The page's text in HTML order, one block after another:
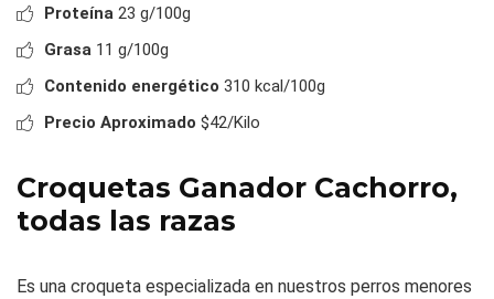
Proteína 23 g/100g
Grasa 11 g/100g
Contenido energético 310 kcal/100g
Precio Aproximado $42/Kilo
Croquetas Ganador Cachorro,
todas las razas
Es una croqueta especializada en nuestros perros menores